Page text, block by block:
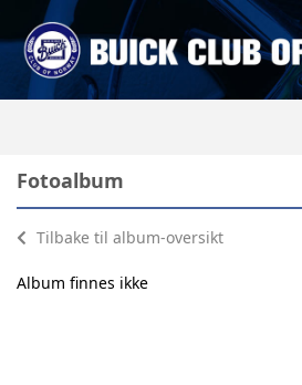
Fotoalbum
Tilbake til album-oversikt
Album finnes ikke